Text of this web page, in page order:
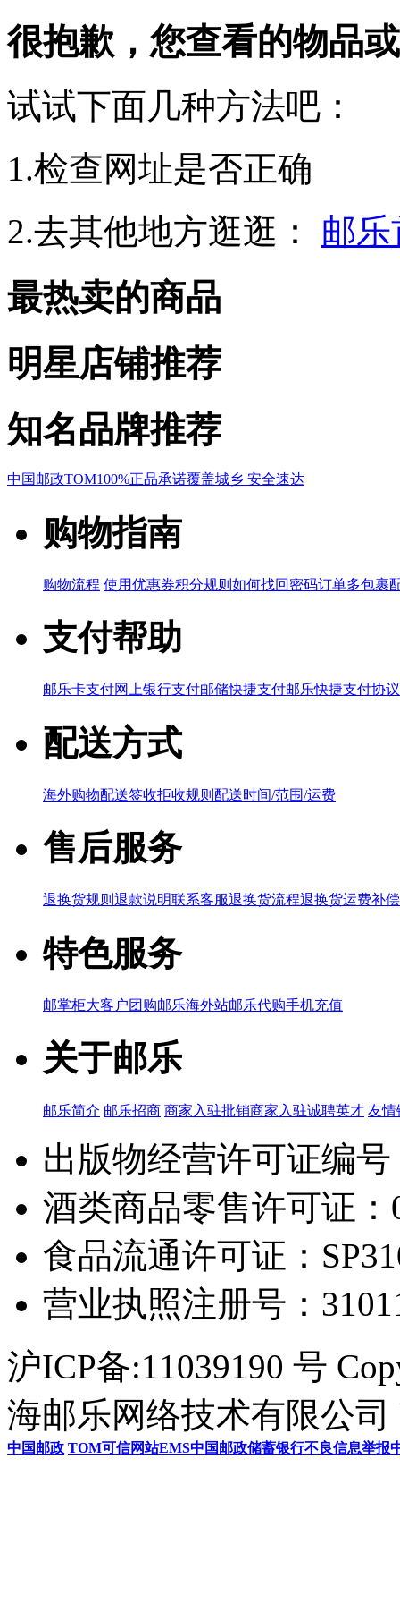
很抱歉，您查看的物品
试试下面几种方法吧：
1.检查网址是否正确
2.去其他地方逛逛：
邮
最热卖的商品
明星店铺推荐
知名品牌推荐
中国邮政TOM100%正品承诺覆盖城乡 安全速达
购物指南
购物流程 使用优惠券积分规则 如何找回密码订单多包裹
支付帮助
邮乐卡支付网上银行支付邮储快捷支付邮乐快捷支付协议
配送方式
海外购物配送签收拒收规则 配送时间/范围/运费
售后服务
退换货规则 退款说明联系客服退换货流程退换货运费补
特色服务
邮掌柜大客户团购邮乐海外站邮乐代购手机充值
关于邮乐
邮乐简介 邮乐招商 商家入驻批销商家入驻诚聘英才 友情
出版物经营许可证编
酒类商品零售许可证：
食品流通许可证：
营业执照注册号：
沪ICP备:11039190 号
海邮乐网络技术有限公司
中国邮政 TOM可信网站EMS中国邮政储蓄银行不良信息举报